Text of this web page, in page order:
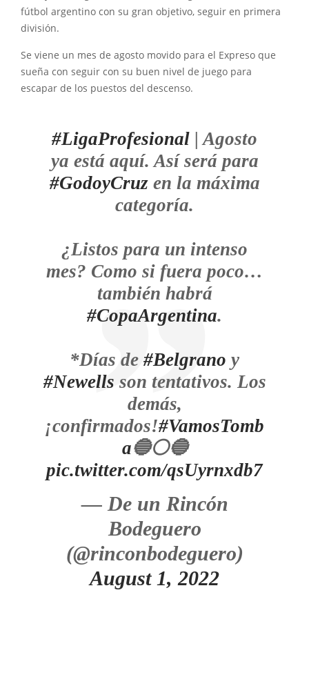
fútbol argentino con su gran objetivo, seguir en primera
división.
Se viene un mes de agosto movido para el Expreso que
sueña con seguir con su buen nivel de juego para
escapar de los puestos del descenso.
#LigaProfesional | Agosto
ya está aquí. Así será para
#GodoyCruzen la máxima
categoría.
¿Listos para un intenso
mes? Como si fuera poco…
también habrá
#CopaArgentina.
*Días de #Belgrano y
#Newells son tentativos. Los
demás,
¡confirmados!#VamosTomb
a🔵⚪🔵
pic.twitter.com/qsUyrnxdb7
— De un Rincón
Bodeguero
(@rinconbodeguero)
August 1, 2022